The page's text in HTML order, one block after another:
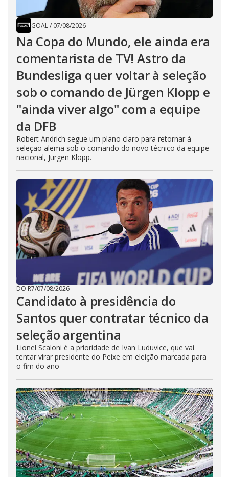
GOAL/ 07/08/2026
Na Copa do Mundo, ele ainda era
comentarista de TV! Astro da
Bundesliga quer voltar à seleção
sob o comando de Jürgen Klopp e
"ainda viver algo" com a equipe
da DFB
Robert Andrich segue um plano claro para retornar à
seleção alemã sob o comando do novo técnico da equipe
nacional, Jürgen Klopp.
DO R7/07/08/2026
Candidato à presidência do
Santos quer contratar técnico da
seleção argentina
Lionel Scaloni é a prioridade de Ivan Luduvice, que vai
tentar virar presidente do Peixe em eleição marcada para
o fim do ano